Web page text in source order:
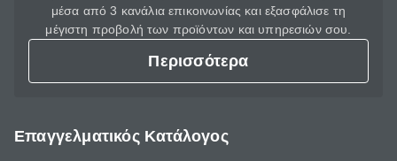
μέσα από 3 κανάλια επικοινωνίας και εξασφάλισε τη
μέγιστη προβολή των προϊόντων και υπηρεσιών σου.
Περισσότερα
Επαγγελματικός Κατάλογος